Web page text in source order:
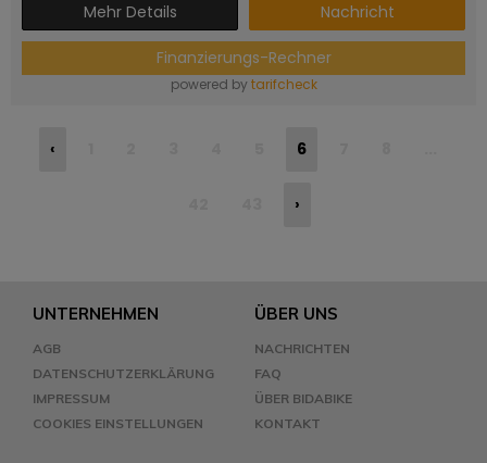
Mehr Details Nachricht
Finanzierungs-Rechner
powered by tarifcheck
‹ 6
›
UNTERNEHMEN
AGB
DATENSCHUTZERKLÄRUNG
IMPRESSUM
COOKIES EINSTELLUNGEN
ÜBER UNS
NACHRICHTEN
FAQ
ÜBER BIDABIKE
KONTAKT